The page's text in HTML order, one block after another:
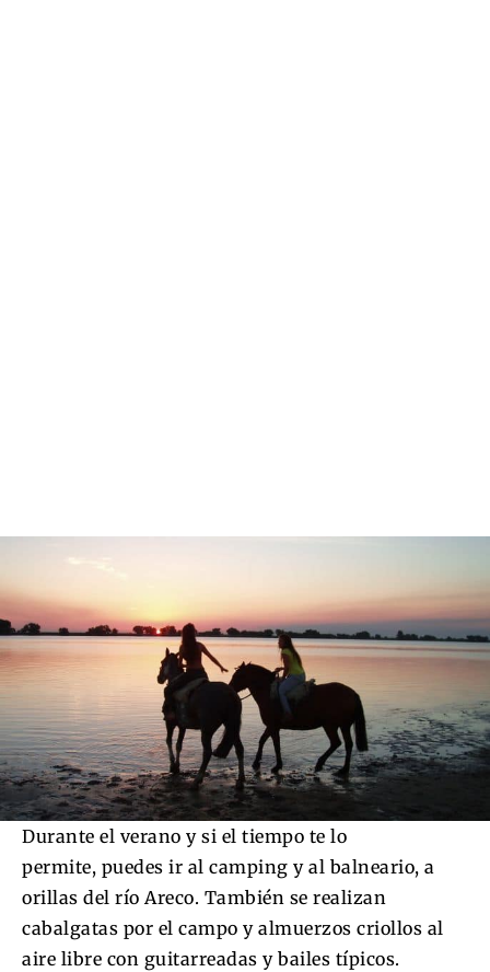
Durante el verano y si el tiempo te lo
permite, puedes ir al camping y al balneario, a
orillas del río Areco. También se realizan
cabalgatas por el campo y almuerzos criollos al
aire libre con guitarreadas y bailes típicos.